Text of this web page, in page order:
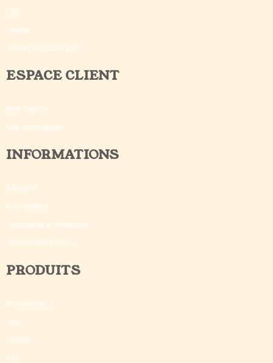
CGU
Crédits
©Outils du Coach 2018
ESPACE CLIENT
Mon compte
Mes commandes
INFORMATIONS
A propos
Avis certifiés
Partenaires et revendeurs
Recrutement auteurs
PRODUITS
Abonnements
Jeux
E-books
Kits